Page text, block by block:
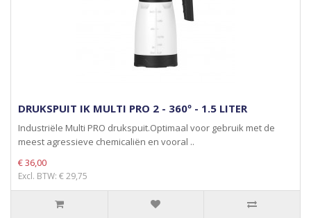
DRUKSPUIT IK MULTI PRO 2 - 360º - 1.5 LITER
Industriële Multi PRO drukspuit.Optimaal voor gebruik met de
meest agressieve chemicaliën en vooral ..
€ 36,00
Excl. BTW: € 29,75